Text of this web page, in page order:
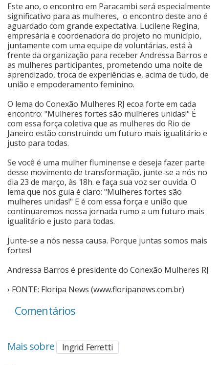
Este ano, o encontro em Paracambi será especialmente
significativo para as mulheres, o encontro deste ano é
aguardado com grande expectativa. Lucilene Regina,
empresária e coordenadora do projeto no município,
juntamente com uma equipe de voluntárias, está à
frente da organização para receber Andressa Barros e
as mulheres participantes, prometendo uma noite de
aprendizado, troca de experiências e, acima de tudo, de
união e empoderamento feminino.
O lema do Conexão Mulheres RJ ecoa forte em cada
encontro: "Mulheres fortes são mulheres unidas!" É
com essa força coletiva que as mulheres do Rio de
Janeiro estão construindo um futuro mais igualitário e
justo para todas.
Se você é uma mulher fluminense e deseja fazer parte
desse movimento de transformação, junte-se a nós no
dia 23 de março, às 18h. e faça sua voz ser ouvida. O
lema que nos guia é claro: "Mulheres fortes são
mulheres unidas!" E é com essa força e união que
continuaremos nossa jornada rumo a um futuro mais
igualitário e justo para todas.
Junte-se a nós nessa causa. Porque juntas somos mais
fortes!
Andressa Barros é presidente do Conexão Mulheres RJ
› FONTE: Floripa News (www.floripanews.com.br)
Comentários
Mais sobre Ingrid Ferretti